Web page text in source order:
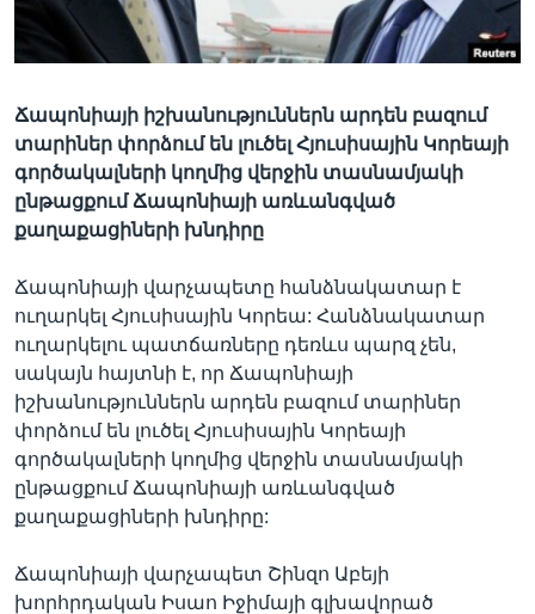
Ճապոնիայի իշխանություններն արդեն բազում
տարիներ փորձում են լուծել Հյուսիսային Կորեայի
գործակալների կողմից վերջին տասնամյակի
ընթացքում Ճապոնիայի առևանգված
քաղաքացիների խնդիրը
Ճապոնիայի վարչապետը հանձնակատար է
ուղարկել Հյուսիսային Կորեա: Հանձնակատար
ուղարկելու պատճառները դեռևս պարզ չեն,
սակայն հայտնի է, որ Ճապոնիայի
իշխանություններն արդեն բազում տարիներ
փորձում են լուծել Հյուսիսային Կորեայի
գործակալների կողմից վերջին տասնամյակի
ընթացքում Ճապոնիայի առևանգված
քաղաքացիների խնդիրը:
Ճապոնիայի վարչապետ Շինզո Աբեյի
խորհրդական Իսաո Իջիմայի գլխավորած